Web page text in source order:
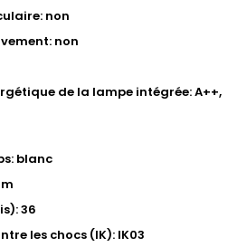
non
non
de la lampe intégrée: A++,
blanc
36
les chocs (IK): IK03